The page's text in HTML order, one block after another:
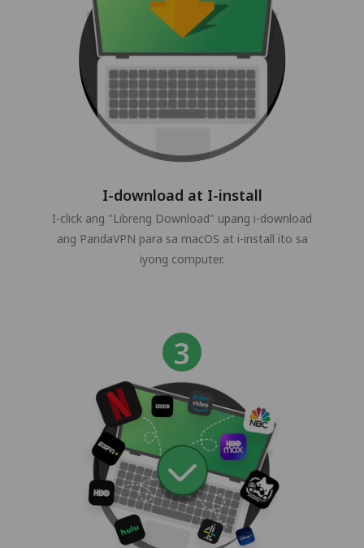
I-download at I-install
I-click ang "Libreng Download" upang i-download
ang PandaVPN para sa macOS at i-install ito sa
iyong computer.